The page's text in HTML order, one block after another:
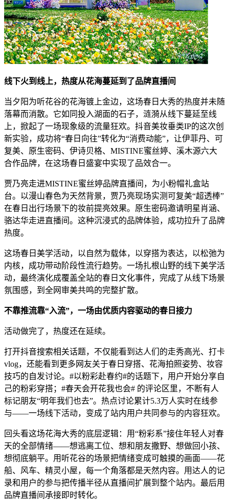
线下火到线上，热度从花海蔓延到了品牌直播间
当夕阳为听花谷的花海镀上金边，这场春日大秀的热度并未随
落幕而消散。它如同投入湖面的石子，涟漪从线下蔓延至线
上，掀起了一场现象级的流量狂欢。抖音美妆垂类IP的这次创
新实验，成功将“春日向往”转化为“消费动能”，让伊菲丹、可
复美、原生密码、伊诗贝格、MISTINE蜜丝婷、溪木源六大
合作品牌，在这场春日盛宴中实现了品效合一。
贾乃亮走进MISTINE蜜丝婷品牌直播间，为小粉帽礼盒站
台。以漫山春色为天然背景，贾乃亮现场实测可复美“超透棒”
在春日出行场景下的妆前提亮效果。原生密码邀请明星肖涵、
骆达华走进直播间。这种沉浸式的品牌体验，成功拉升了品牌
热度。
这场春日美学活动，以自然为载体，以穿搭为表达，以松弛为
内核，成功带动阶段性流行趋势。一场扎根山野的线下美学活
动，最终演化成覆盖全站的春日文化事件，完成了从线下场景
氛围感，到全网审美共鸣的完整扩散。
不靠推流靠“入流”，一场由优质内容驱动的春日接力
活动做完了，热度还在延续。
打开抖音搜索相关话题，不仅能看到达人们的走秀高光、打卡
vlog，还能看到更多网友关于春日穿搭、花海拍照姿势、妆容
技巧的自发讨论。#以粉彩赴春约#的话题下，用户开始分享自
己的粉彩穿搭；#春天会开花我也会# 的评论区里，不断有人
标记朋友“明年我们也去”。热点讨论累计5.3万人实时在线参
与——一场线下活动，变成了站内用户共同参与的内容狂欢。
回头看这场花海大秀的底层逻辑：用“粉彩系”接住年轻人对春
天的全部情绪——想逃离工位、想和朋友撒野、想做回小孩、
想彻底躺平。用听花谷的场景把情绪变成可触摸的画面——花
船、风车、精灵小屋，每一个角落都是天然内容。用达人的记
录和用户的参与把传播半径从直播间扩展到整个站内。最后用
品牌直播间承接即时转化。